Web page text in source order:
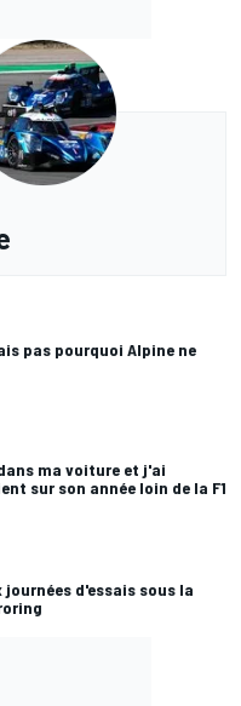
pas pourquoi Alpine ne
ma voiture et j'ai
sur son année loin de la F1
d'essais sous la